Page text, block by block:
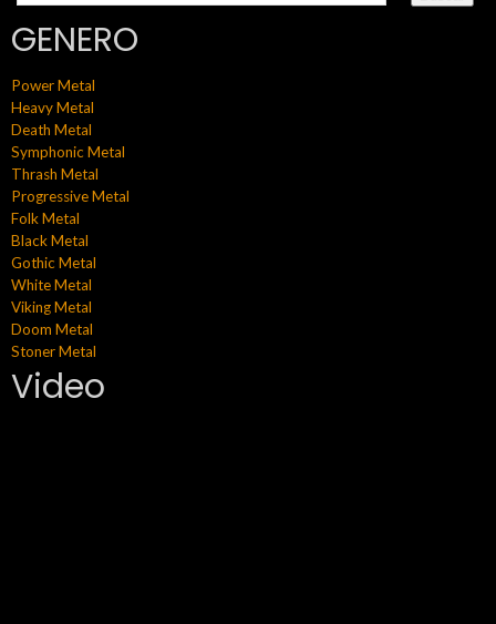
GENERO
Power Metal
Heavy Metal
Death Metal
Symphonic Metal
Thrash Metal
Progressive Metal
Folk Metal
Black Metal
Gothic Metal
White Metal
Viking Metal
Doom Metal
Stoner Metal
Video